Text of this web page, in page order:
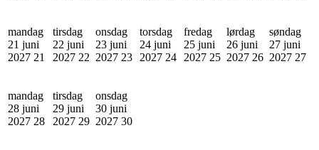
mandag
21 juni
2027 21
tirsdag
22 juni
2027 22
onsdag
23 juni
2027 23
torsdag
24 juni
2027 24
fredag
25 juni
2027 25
lørdag
26 juni
2027 26
søndag
27 juni
2027 27
mandag
28 juni
2027 28
tirsdag
29 juni
2027 29
onsdag
30 juni
2027 30